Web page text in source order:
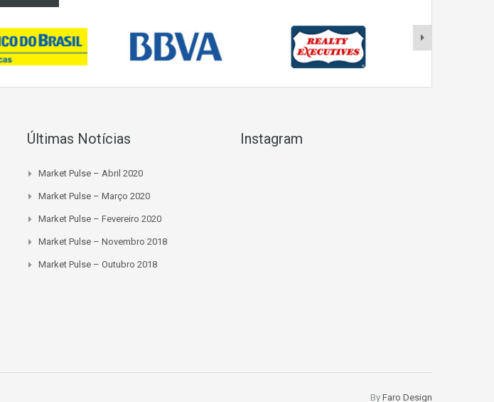
Últimas Notícias
Market Pulse – Abril 2020
Market Pulse – Março 2020
Market Pulse – Fevereiro 2020
Market Pulse – Novembro 2018
Market Pulse – Outubro 2018
Instagram
By Faro Design